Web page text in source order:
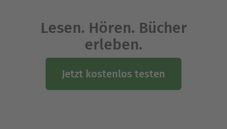
Lesen. Hören. Bücher
erleben.
Jetzt kostenlos testen